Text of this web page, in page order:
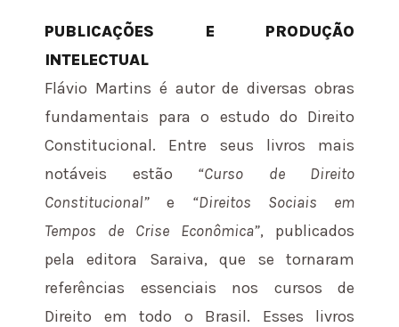
PUBLICAÇÕES E PRODUÇÃO
INTELECTUAL
Flávio Martins é autor de diversas obras
fundamentais para o estudo do Direito
Constitucional. Entre seus livros mais
notáveis estão “Curso de Direito
Constitucional” e “Direitos Sociais em
Tempos de Crise Econômica”, publicados
pela editora Saraiva, que se tornaram
referências essenciais nos cursos de
Direito em todo o Brasil. Esses livros